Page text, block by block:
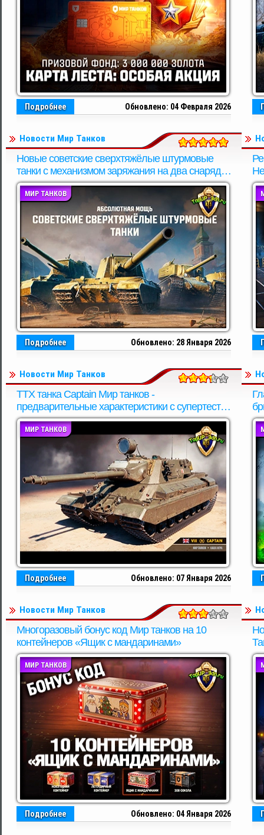
Обновлено: 04 Февраля 2026
Подробнее
Новости Мир Танков
Новые советские сверхтяжёлые штурмовые
танки с механизмом заряжания на два снаряда
Мир танков
МИР ТАНКОВ
Обновлено: 28 Января 2026
Подробнее
Новости Мир Танков
ТТХ танка Captain Мир танков -
предварительные характеристики с супертеста,
не финальные.
МИР ТАНКОВ
Обновлено: 07 Января 2026
Подробнее
Новости Мир Танков
Многоразовый бонус код Мир танков на 10
контейнеров «Ящик с мандаринами»
МИР ТАНКОВ
Обновлено: 04 Января 2026
Подробнее